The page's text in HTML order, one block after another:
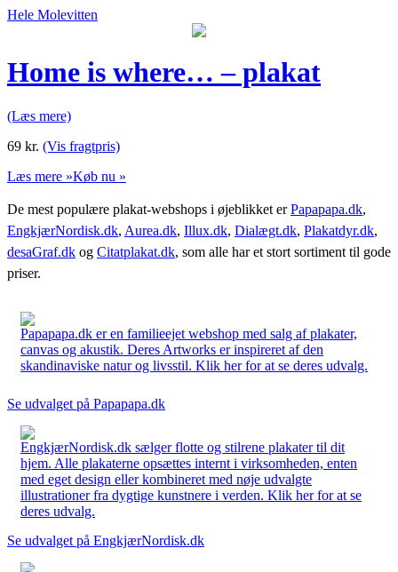
Hele Molevitten
Home is where… – plakat
(Læs mere)
69 kr. (Vis fragtpris)
Læs mere »Køb nu »
De mest populære plakat-webshops i øjeblikket erPapapapa.dk,
EngkjærNordisk.dk, Aurea.dk, Illux.dk, Dialægt.dk, Plakatdyr.dk,
desaGraf.dk og Citatplakat.dk, som alle har et stort sortiment til gode
priser.
Papapapa.dk er en familieejet webshop med salg af plakater,
canvas og akustik. Deres Artworks er inspireret af den
skandinaviske natur og livsstil. Klik her for at se deres udvalg.
Se udvalget på Papapapa.dk
EngkjærNordisk.dk sælger flotte og stilrene plakater til dit
hjem. Alle plakaterne opsættes internt i virksomheden, enten
med eget design eller kombineret med nøje udvalgte
illustrationer fra dygtige kunstnere i verden. Klik her for at se
deres udvalg.
Se udvalget på EngkjærNordisk.dk